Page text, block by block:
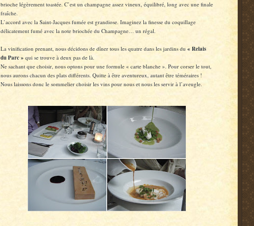
brioche légèrement toastée. C’est un champagne assez vineux, équilibré, long avec une finale
fraîche.
L’accord avec la Saint-Jacques fumée est grandiose. Imaginez la finesse du coquillage
délicatement fumé avec la note briochée du Champagne… un régal.
La vinification prenant, nous décidons de dîner tous les quatre dans les jardins du « Relais
du Parc » qui se trouve à deux pas de là.
Ne sachant que choisir, nous optons pour une formule « carte blanche ». Pour corser le tout,
nous aurons chacun des plats différents. Quitte à être aventureux, autant être téméraires !
Nous laissons donc le sommelier choisir les vins pour nous et nous les servir à l’aveugle.